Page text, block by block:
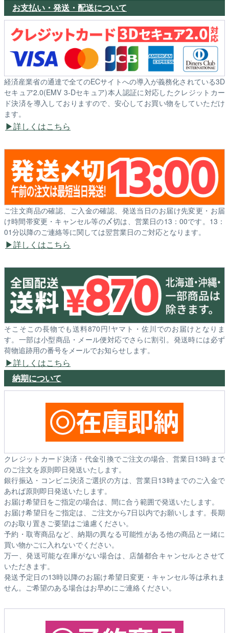
お支払い・発送・配送について
経済産業省の通達で全てのECサイトへの導入が義務化されている3D
セキュア2.0(EMV 3-Dセキュア)本人認証に対応したクレジットカー
ド決済を導入しておりますので、安心してお買い物をしていただけ
ます。
詳しくはこちら
ご注文商品の確認、ご入金の確認、発送当日のお届け先変更・お届
け時間帯変更・キャンセル等の〆切は、営業日の13：00です。13：
01分以降のご連絡等に関しては翌営業日のご対応となります。
詳しくはこちら
そこそこの長物でも送料870円!ヤマト・佐川でのお届けとなりま
す。一部は小型商品・メール便対応でさらに割引。発送時には必ず
荷物追跡用の番号をメールでお知らせします。
詳しくはこちら
納期について
クレジットカード決済・代金引換でご注文の場合、営業日13時まで
のご注文を原則即日発送いたします。
銀行振込・コンビニ決済ご選択の方は、営業日13時までのご入金で
あれば原則即日発送いたします。
お届け希望日をご指定の場合は、間に合う範囲で発送いたします。
お届け希望日をご指定は、ご注文から7日以内でお願いします。長期
のお取り置きご要望はご遠慮ください。
予約・取寄商品など、納期の異なる可能性がある他の商品と一緒に
買い物かごに入れないでください。
万一、発送可能な在庫がない場合は、店舗都合キャンセルとさせて
いただきます。
発送予定日の13時以降のお届け希望日変更・キャンセル等は承れま
せん。ご希望のある場合はお早めにご連絡ください。